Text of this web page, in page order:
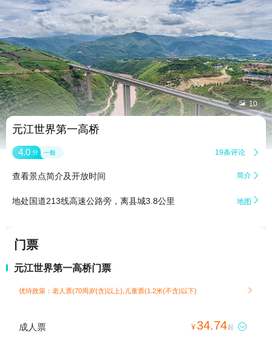
 10
元江世界第一高桥
4.0 分 一般 19条评论 
查看景点简介及开放时间 简介 
地处国道213线高速公路旁，离县城3.8公里 地图 
门票
元江世界第一高桥门票
优待政策：老人票(70周岁(含)以上),儿童票(1.2米(不含)以下) 
成人票 ¥34.74起 
